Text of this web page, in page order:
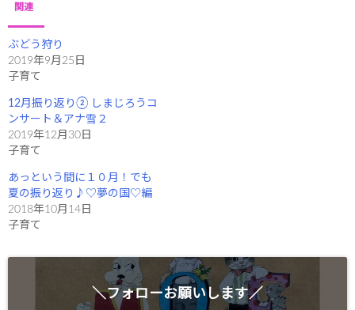
t
r
で
共
有
(
し
い
ウ
ィ
ン
ド
ウ
開
き
ま
す
)
に
は
ク
し
て
く
だ
新
し
い
ウ
ィ
関連
ぶどう狩り
2019年9月25日
子育て
12月振り返り② しまじろうコ
ンサート＆アナ雪２
2019年12月30日
子育て
あっという間に１０月！でも
夏の振り返り♪♡夢の国♡編
2018年10月14日
子育て
＼フォローお願いします／